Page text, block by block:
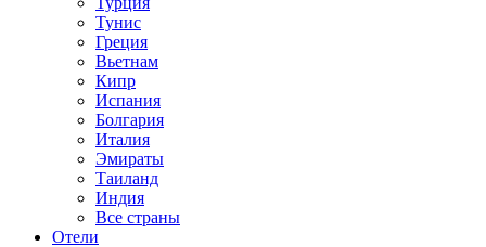
Тунис
Греция
Вьетнам
Кипр
Испания
Болгария
Италия
Эмираты
Таиланд
Индия
Все страны
Отели